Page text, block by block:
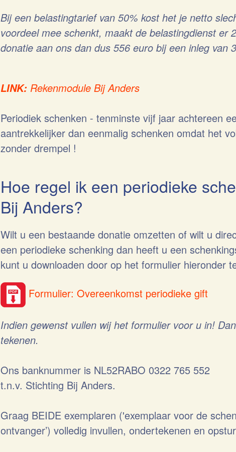
Bij een belastingtarief van 50% kost het je netto
voordeel mee schenkt, maakt de belastingdienst er
donatie aan ons dan dus 556 euro bij een inleg van
LINK: Rekenmodule Bij Anders
Periodiek schenken - tenminste vijf jaar achtereen
aantrekkelijker dan eenmalig schenken omdat het
zonder drempel !
Hoe regel ik een periodieke
Bij Anders?
Wilt u een bestaande donatie omzetten of wilt u
een periodieke schenking dan heeft u een
kunt u downloaden door op het formulier hieronder
Formulier: Overeenkomst periodieke gift
Indien gewenst vullen wij het formulier voor u in!
tekenen.
Ons banknummer is NL52RABO 0322 765 552
t.n.v. Stichting Bij Anders.
Graag BEIDE exemplaren ('exemplaar voor de
ontvanger’) volledig invullen, ondertekenen en